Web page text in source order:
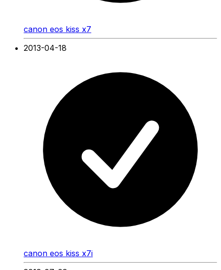
canon eos kiss x7
2013-04-18
canon eos kiss x7i